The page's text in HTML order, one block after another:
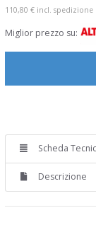
110,80 € incl. spedizione
Miglior prezzo su:
Scheda
Descrizione